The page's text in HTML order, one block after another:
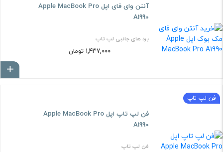
آنتن وای فای اپل Apple MacBook Pro
A1990
برد های جانبی لپ تاپ
1,437,000 تومان
فن لپ تاپ
فن لپ تاپ اپل Apple MacBook Pro
A1990
فن لپ تاپ